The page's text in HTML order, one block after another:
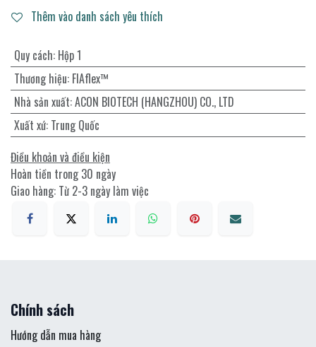
Thêm vào danh sách yêu thích
Quy cách: Hộp 1
Thương hiệu: FIAflex™
Nhà sản xuất:ACON BIOTECH (HANGZHOU) CO., LTD
Xuất xứ: Trung Quốc
Điều khoản và điều kiện
Hoàn tiền trong 30 ngày
Giao hàng: Từ 2-3 ngày làm việc
Chính sách
Hướng dẫn mua hàng